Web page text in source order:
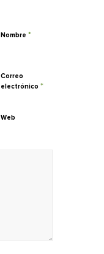
Nombre *
Correo
electrónico *
Web